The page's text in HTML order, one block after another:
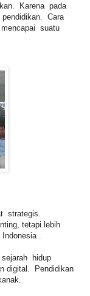
Karena pada
Cara
suatu
strategis.
tetapi lebih
.
hidup
digital. Pendidikan